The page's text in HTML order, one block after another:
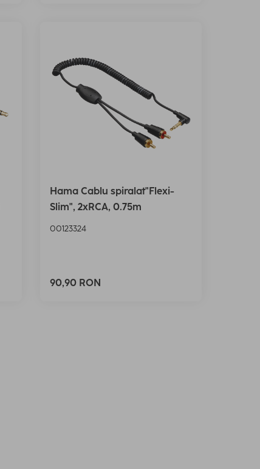
Hama Cablu spiralat"Flexi-
Slim", 2xRCA, 0.75m
00123324
90,90 RON